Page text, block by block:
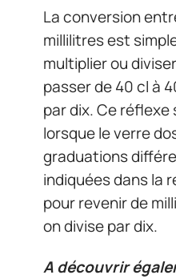
La conversion
millilitres est
multiplier ou
passer de 40 cl à
par dix. Ce
lorsque le verre
graduations
indiquées dans la
pour revenir de
on divise par dix.
A découvrir